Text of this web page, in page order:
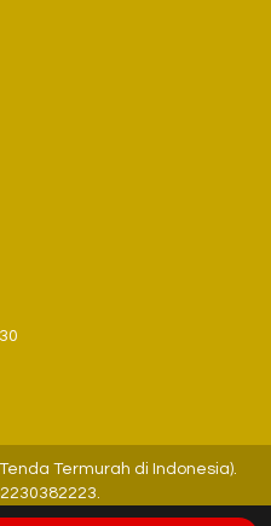
Termurah di Indonesia).